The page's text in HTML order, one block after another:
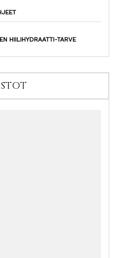
HIILIHYDRAATTI-TARVE